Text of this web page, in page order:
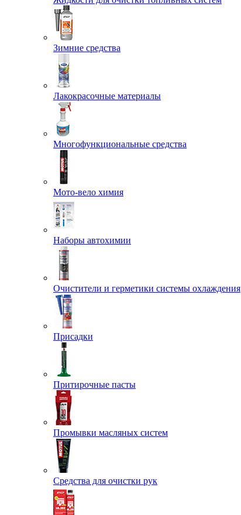
Зимние средства
Лакокрасочные материалы
Многофункциональные средства
Мото-вело химия
Наборы автохимии
Очистители и герметики системы охлаждения
Присадки
Притирочные пасты
Промывки масляных систем
Средства для очистки рук